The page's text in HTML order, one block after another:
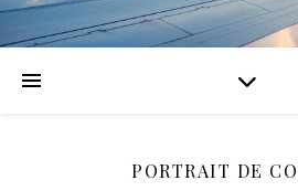
PORTRAIT DE